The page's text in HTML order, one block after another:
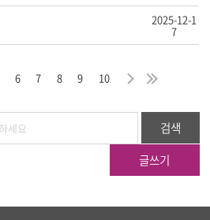
2025-12-1
7
6 7 8 9 10 다 마
검색
글쓰기